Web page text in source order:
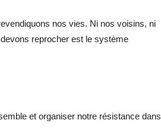
nos vies. Ni nos voisins, ni
reprocher est le système
et organiser notre résistance dans